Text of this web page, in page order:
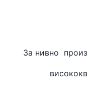
За нивно